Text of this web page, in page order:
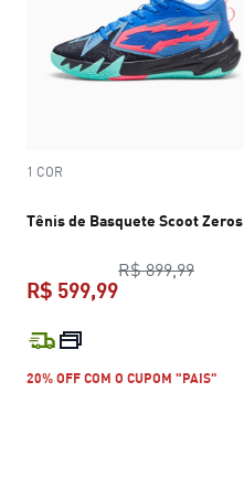
1 COR
Tênis de Basquete Scoot Zeros
R$ 899,99preço
R$ 599,99
preço atual R$
20% OFF COM O CUPOM "PAIS"